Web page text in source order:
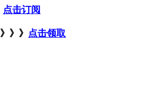
点击订阅
》》》 点击领取